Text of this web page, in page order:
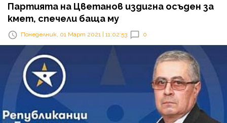
Партията на Цветанов издигна осъден за
кмет, спечели баща му
Понеделник, 01 Март 2021 | 11:02:53 0